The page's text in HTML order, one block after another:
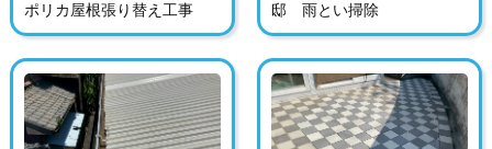
ポリカ屋根張り替え工事
邸 雨とい掃除